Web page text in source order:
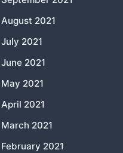
August 2021
July 2021
June 2021
May 2021
April 2021
March 2021
February 2021